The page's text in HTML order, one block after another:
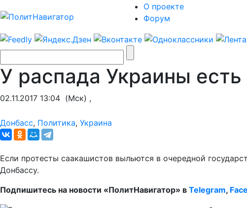
О проекте
Форум
У распада Украины
02.11.2017 13:04 (Мск) ,
Донбасс, Политика, Украина
Если протесты саакашистов выльются в очередной
Донбассу.
Подпишитесь на новости «ПолитНавигатор» в Telegram,